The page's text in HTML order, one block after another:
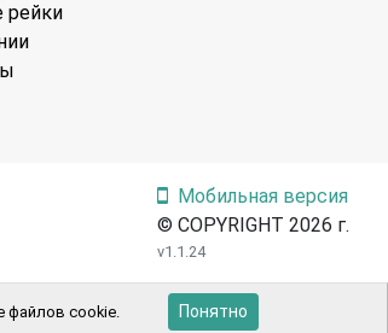
рейки
Мобильная версия
© COPYRIGHT 2026 г.
v1.1.24
файлов cookie. Понятно